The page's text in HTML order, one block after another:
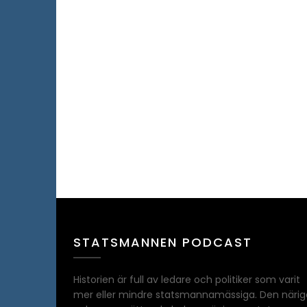
STATSMANNEN PODCAST
Historien är full av ledare och politiker som varit
mer eller mindre statsmannamässiga. Den